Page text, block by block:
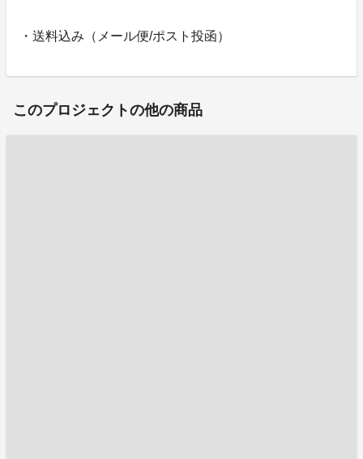
・送料込み（メール便/ポスト投函）
このプロジェクトの他の商品